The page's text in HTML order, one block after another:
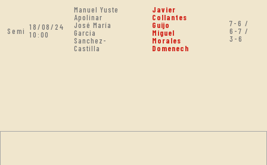
Semi 18/08/24
10:00
Manuel Yuste
Apolinar
José María
Garcia
Sanchez-
Castilla
Javier
Collantes
Guijo
Miguel
Morales
Domenech
7-6 /
6-7 /
3-6